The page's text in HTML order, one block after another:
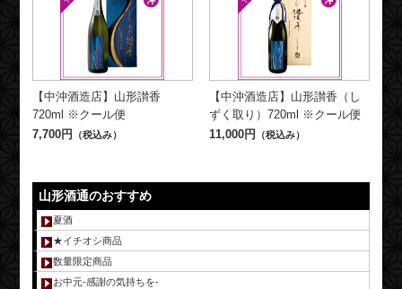
【中沖酒造店】山形讃香
720ml ※クール便
7,700円 （税込み）
【中沖酒造店】山形讃香（し
ずく取り）720ml ※クール便
11,000円 （税込み）
山形酒通のおすすめ
夏酒
★イチオシ商品
数量限定商品
お中元-感謝の気持ちを-